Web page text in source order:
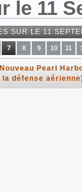
le 11
SUR LE 11
7 8 9 10 11
Pearl
défense